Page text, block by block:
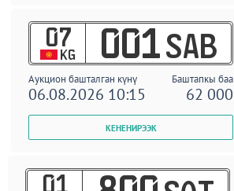
07
KG 001 SAB
Аукцион башталган күнү Баштапкы баа
06.08.2026 10:15 62 000
01